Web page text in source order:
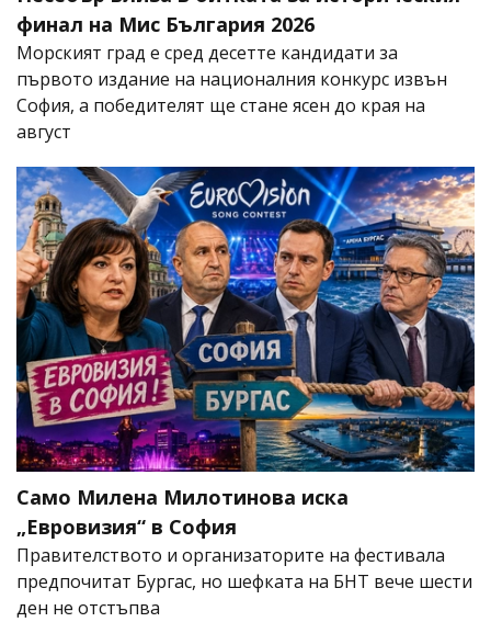
финал на Мис България 2026
Морският град е сред десетте кандидати за
първото издание на националния конкурс извън
София, а победителят ще стане ясен до края на
август
Само Милена Милотинова иска
„Евровизия“ в София
Правителството и организаторите на фестивала
предпочитат Бургас, но шефката на БНТ вече шести
ден не отстъпва